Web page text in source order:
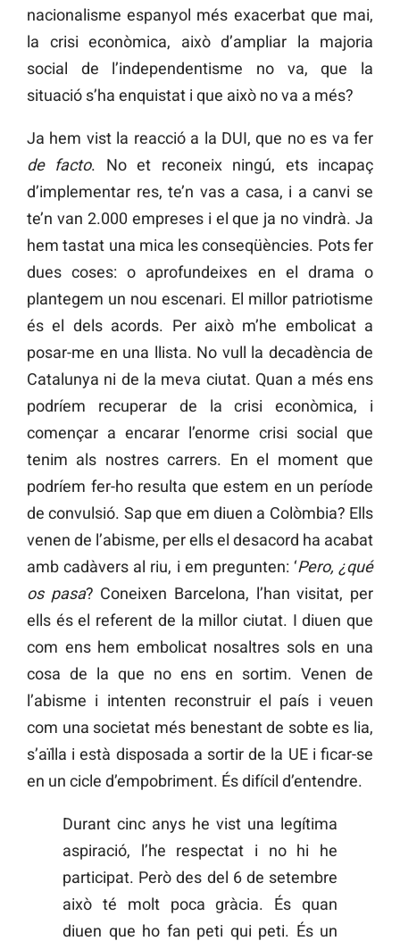
nacionalisme espanyol més exacerbat que mai,
la crisi econòmica, això d’ampliar la majoria
social de l’independentisme no va, que la
situació s’ha enquistat i que això no va a més?
Ja hem vist la reacció a la DUI, que no es va fer
de facto. No et reconeix ningú, ets incapaç
d’implementar res, te’n vas a casa, i a canvi se
te’n van 2.000 empreses i el que ja no vindrà. Ja
hem tastat una mica les conseqüències. Pots fer
dues coses: o aprofundeixes en el drama o
plantegem un nou escenari. El millor patriotisme
és el dels acords. Per això m’he embolicat a
posar-me en una llista. No vull la decadència de
Catalunya ni de la meva ciutat. Quan a més ens
podríem recuperar de la crisi econòmica, i
començar a encarar l’enorme crisi social que
tenim als nostres carrers. En el moment que
podríem fer-ho resulta que estem en un període
de convulsió. Sap que em diuen a Colòmbia? Ells
venen de l’abisme, per ells el desacord ha acabat
amb cadàvers al riu, i em pregunten: ‘Pero, ¿qué
os pasa? Coneixen Barcelona, l’han visitat, per
ells és el referent de la millor ciutat. I diuen que
com ens hem embolicat nosaltres sols en una
cosa de la que no ens en sortim. Venen de
l’abisme i intenten reconstruir el país i veuen
com una societat més benestant de sobte es lia,
s’aïlla i està disposada a sortir de la UE i ficar-se
en un cicle d’empobriment. És difícil d’entendre.
Durant cinc anys he vist una legítima
aspiració, l’he respectat i no hi he
participat. Però des del 6 de setembre
això té molt poca gràcia. És quan
diuen que ho fan peti qui peti. És un